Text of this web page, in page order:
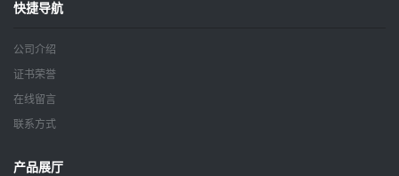
快捷导航
公司介绍
证书荣誉
在线留言
联系方式
产品展厅